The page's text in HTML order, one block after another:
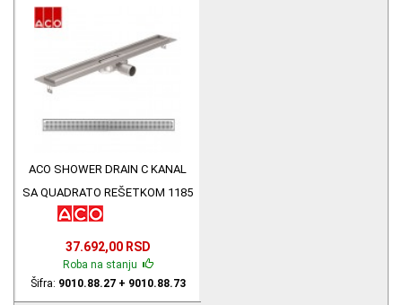
ACO SHOWER DRAIN C KANAL
SA QUADRATO REŠETKOM 1185
mm X 74mm 9010.88.27 +
9010.88.73
37.692,00 RSD
Roba na stanju
Šifra: 9010.88.27 + 9010.88.73